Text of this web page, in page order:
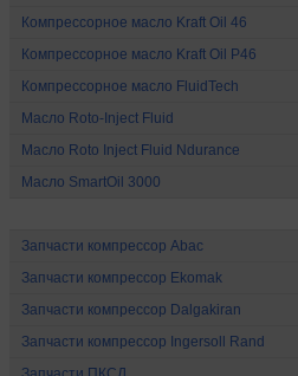
Компрессорное масло Kraft Oil 46
Компрессорное масло Kraft Oil P46
Компрессорное масло FluidTech
Mасло Roto-Inject Fluid
Mасло Roto Inject Fluid Ndurance
Масло SmartOil 3000
Запчасти компрессор Abac
Запчасти компрессор Ekomak
Запчасти компрессор Dalgakiran
Запчасти компрессор Ingersoll Rand